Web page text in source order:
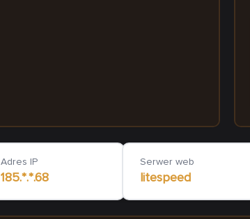
salekoncertowe-
Adres IP
185.*.*.68
Serwer web
litespeed